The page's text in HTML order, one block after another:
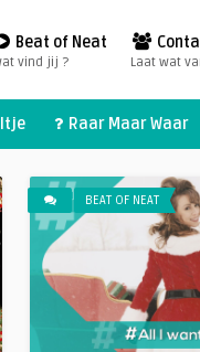
Beat of Neat
vind jij ? Laat wat
Raar Maar Waar
BEAT OF NEAT